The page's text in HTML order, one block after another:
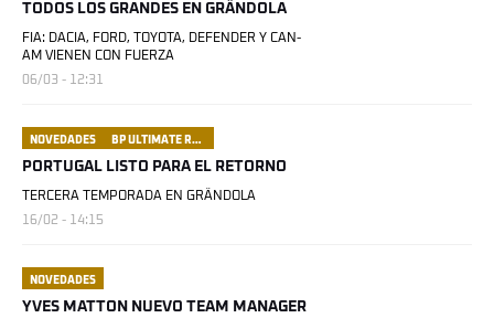
TODOS LOS GRANDES EN GRÂNDOLA
FIA: DACIA, FORD, TOYOTA, DEFENDER Y CAN-
AM VIENEN CON FUERZA
06/03 - 12:31
NOVEDADES BP ULTIMATE RALLY RAID PORTUGAL
PORTUGAL LISTO PARA EL RETORNO
TERCERA TEMPORADA EN GRÂNDOLA
16/02 - 14:15
NOVEDADES
YVES MATTON NUEVO TEAM MANAGER